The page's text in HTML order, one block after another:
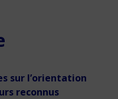
sur l’orientation
reconnus